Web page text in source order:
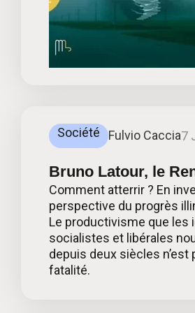
Société Fulvio Caccia7
Bruno Latour, le
Comment atterrir ? En
perspective du progrès
Le productivisme que les
socialistes et libérales
depuis deux siècles n’est
fatalité.